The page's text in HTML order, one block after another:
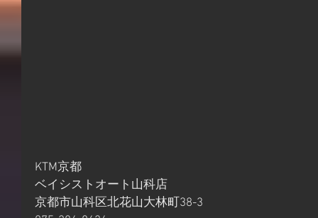
KTM京都
ベイシストオート山科店
京都市山科区北花山大林町38-3